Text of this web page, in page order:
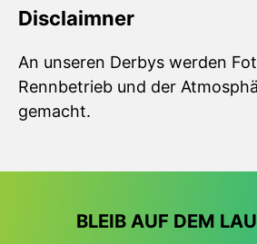
Disclaimner
An unseren Derbys werden
Rennbetrieb und der
gemacht.
BLEIB AUF DEM